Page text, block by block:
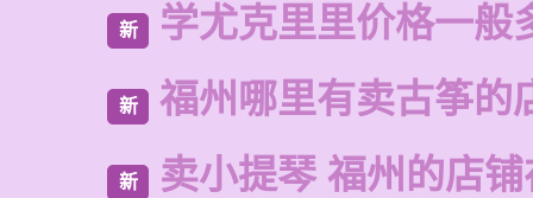
新 学尤克里里价格一般
新 福州哪里有卖古筝的
新 卖小提琴 福州的店